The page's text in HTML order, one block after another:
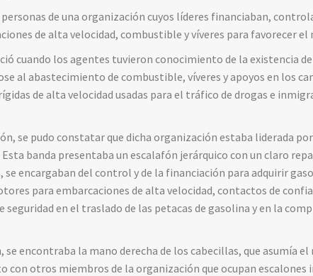
de una organización cuyos líderes financiaban,
de alta velocidad, combustible y víveres para favorecer
cuando los agentes tuvieron conocimiento de la existencia
al abastecimiento de combustible, víveres y apoyos en los
de alta velocidad usadas para el tráfico de drogas e
se pudo constatar que dicha organización estaba liderada
banda presentaba un escalafón jerárquico con un claro
se encargaban del control y de la financiación para adquirir
para embarcaciones de alta velocidad, contactos de
seguridad en el traslado de las petacas de gasolina y en la
se encontraba la mano derecha de los cabecillas, que asumía
con otros miembros de la organización que ocupan